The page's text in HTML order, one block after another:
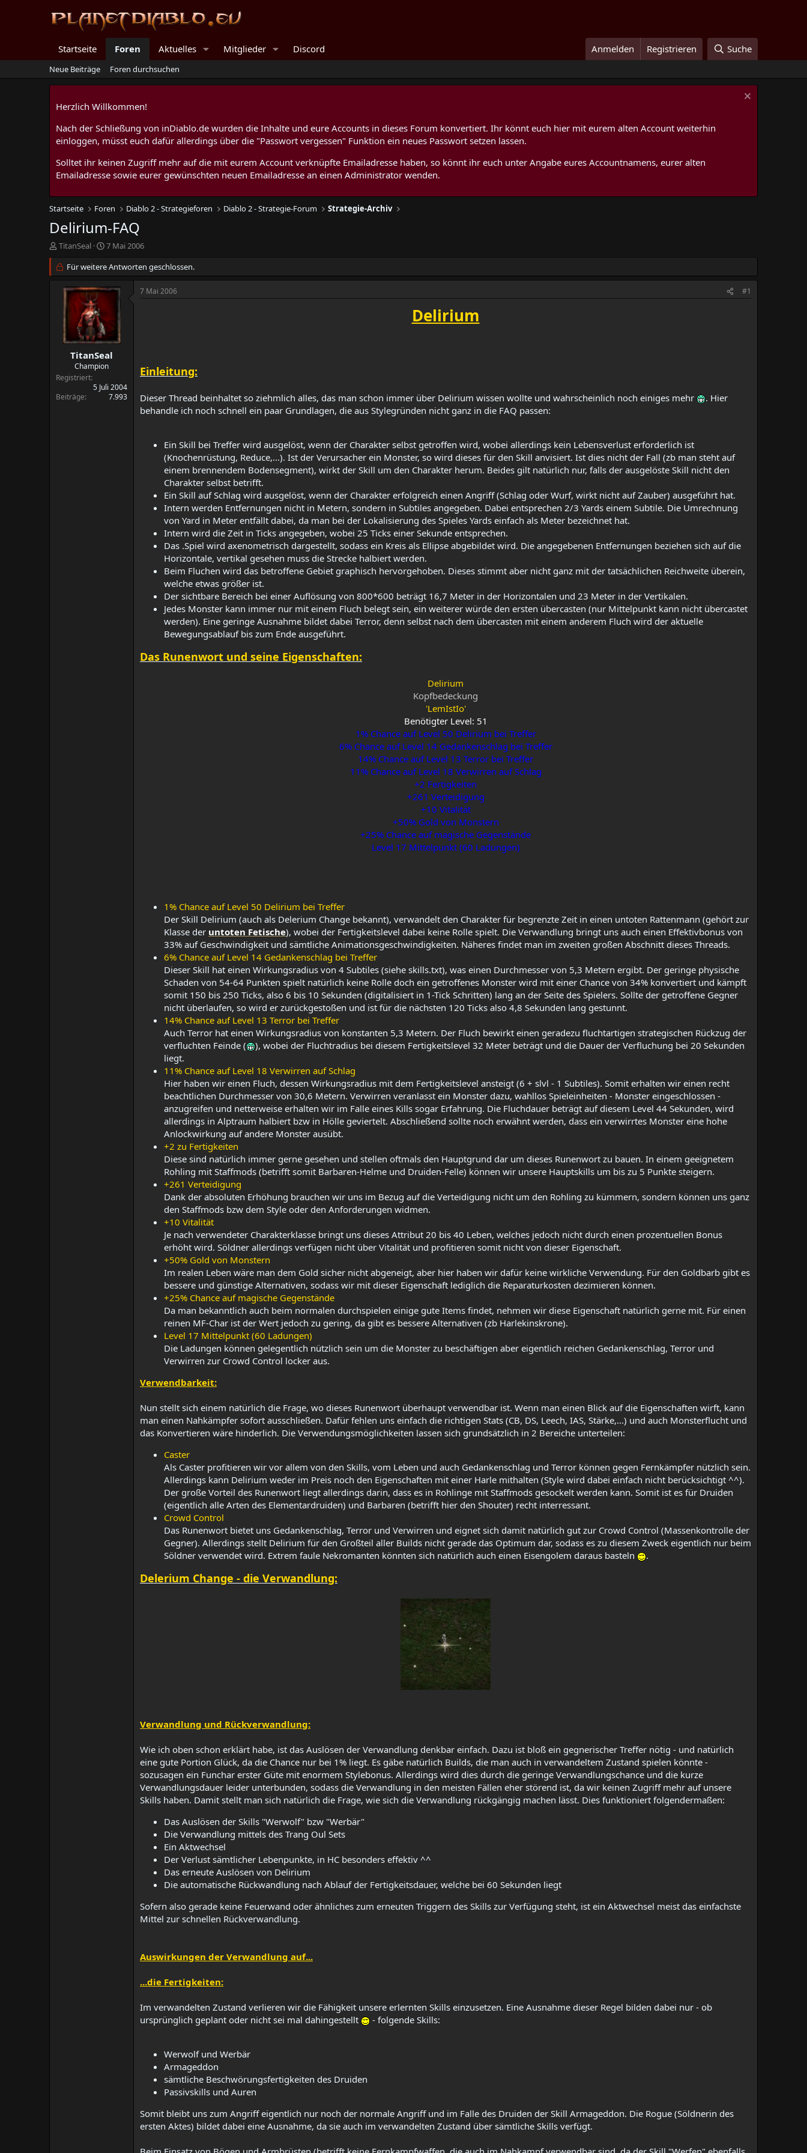
Startseite Foren Aktuelles Mitglieder Discord Anmelden Registrieren Suche
Neue Beiträge Foren durchsuchen
Herzlich Willkommen!
Nach der Schließung von inDiablo.de wurden die Inhalte und eure Accounts in dieses Forum konvertiert. Ihr könnt euch hier mit eurem alten Account weiterhin
einloggen, müsst euch dafür allerdings über die "Passwort vergessen" Funktion ein neues Passwort setzen lassen.
Solltet ihr keinen Zugriff mehr auf die mit eurem Account verknüpfte Emailadresse haben, so könnt ihr euch unter Angabe eures Accountnamens, eurer alten
Emailadresse sowie eurer gewünschten neuen Emailadresse an einen Administrator wenden.
Startseite Foren Diablo 2 - Strategieforen Diablo 2 - Strategie-Forum Strategie-Archiv
Delirium-FAQ
E
s
t
TitanSeal
E
s
t
e
l
l
t
a
m
7 Mai 2006
Für weitere Antworten geschlossen.
TitanSeal
Champion
Registriert
5 Juli 2004
Beiträge
7.993
7 Mai 2006 #1
Delirium
Einleitung:
Dieser Thread beinhaltet so ziehmlich alles, das man schon immer über Delirium wissen wollte und wahrscheinlich noch einiges mehr
. Hier
behandle ich noch schnell ein paar Grundlagen, die aus Stylegründen nicht ganz in die FAQ passen:
Ein Skill bei Treffer wird ausgelöst, wenn der Charakter selbst getroffen wird, wobei allerdings kein Lebensverlust erforderlich ist
(Knochenrüstung, Reduce,...). Ist der Verursacher ein Monster, so wird dieses für den Skill anvisiert. Ist dies nicht der Fall (zb man steht auf
einem brennendem Bodensegment), wirkt der Skill um den Charakter herum. Beides gilt natürlich nur, falls der ausgelöste Skill nicht den
Charakter selbst betrifft.​
Ein Skill auf Schlag wird ausgelöst, wenn der Charakter erfolgreich einen Angriff (Schlag oder Wurf, wirkt nicht auf Zauber) ausgeführt hat.​
Intern werden Entfernungen nicht in Metern, sondern in Subtiles angegeben. Dabei entsprechen 2/3 Yards einem Subtile. Die Umrechnung
von Yard in Meter entfällt dabei, da man bei der Lokalisierung des Spieles Yards einfach als Meter bezeichnet hat.​
Intern wird die Zeit in Ticks angegeben, wobei 25 Ticks einer Sekunde entsprechen.​
Das .Spiel wird axenometrisch dargestellt, sodass ein Kreis als Ellipse abgebildet wird. Die angegebenen Entfernungen beziehen sich auf die
Horizontale, vertikal gesehen muss die Strecke halbiert werden.​
Beim Fluchen wird das betroffene Gebiet graphisch hervorgehoben. Dieses stimmt aber nicht ganz mit der tatsächlichen Reichweite überein,
welche etwas größer ist.​
Der sichtbare Bereich bei einer Auflösung von 800*600 beträgt 16,7 Meter in der Horizontalen und 23 Meter in der Vertikalen.​
Jedes Monster kann immer nur mit einem Fluch belegt sein, ein weiterer würde den ersten übercasten (nur Mittelpunkt kann nicht übercastet
werden). Eine geringe Ausnahme bildet dabei Terror, denn selbst nach dem übercasten mit einem anderem Fluch wird der aktuelle
Bewegungsablauf bis zum Ende ausgeführt.​
Das Runenwort und seine Eigenschaften:
Delirium
Kopfbedeckung
'LemIstIo'
Benötigter Level: 51
1% Chance auf Level 50 Delirium bei Treffer
6% Chance auf Level 14 Gedankenschlag bei Treffer
14% Chance auf Level 13 Terror bei Treffer
11% Chance auf Level 18 Verwirren auf Schlag
+2 Fertigkeiten
+261 Verteidigung
+10 Vitalität
+50% Gold von Monstern
+25% Chance auf magische Gegenstände
Level 17 Mittelpunkt (60 Ladungen)
1% Chance auf Level 50 Delirium bei Treffer
Der Skill Delirium (auch als Delerium Change bekannt), verwandelt den Charakter für begrenzte Zeit in einen untoten Rattenmann (gehört zur
Klasse der untoten Fetische), wobei der Fertigkeitslevel dabei keine Rolle spielt. Die Verwandlung bringt uns auch einen Effektivbonus von
33% auf Geschwindigkeit und sämtliche Animationsgeschwindigkeiten. Näheres findet man im zweiten großen Abschnitt dieses Threads.​
6% Chance auf Level 14 Gedankenschlag bei Treffer
Dieser Skill hat einen Wirkungsradius von 4 Subtiles (siehe skills.txt), was einen Durchmesser von 5,3 Metern ergibt. Der geringe physische
Schaden von 54-64 Punkten spielt natürlich keine Rolle doch ein getroffenes Monster wird mit einer Chance von 34% konvertiert und kämpft
somit 150 bis 250 Ticks, also 6 bis 10 Sekunden (digitalisiert in 1-Tick Schritten) lang an der Seite des Spielers. Sollte der getroffene Gegner
nicht überlaufen, so wird er zurückgestoßen und ist für die nächsten 120 Ticks also 4,8 Sekunden lang gestunnt.​
14% Chance auf Level 13 Terror bei Treffer
Auch Terror hat einen Wirkungsradius von konstanten 5,3 Metern. Der Fluch bewirkt einen geradezu fluchtartigen strategischen Rückzug der
verfluchten Feinde (
), wobei der Fluchtradius bei diesem Fertigkeitslevel 32 Meter beträgt und die Dauer der Verfluchung bei 20 Sekunden
liegt.​
11% Chance auf Level 18 Verwirren auf Schlag
Hier haben wir einen Fluch, dessen Wirkungsradius mit dem Fertigkeitslevel ansteigt (6 + slvl - 1 Subtiles). Somit erhalten wir einen recht
beachtlichen Durchmesser von 30,6 Metern. Verwirren veranlasst ein Monster dazu, wahllos Spieleinheiten - Monster eingeschlossen -
anzugreifen und netterweise erhalten wir im Falle eines Kills sogar Erfahrung. Die Fluchdauer beträgt auf diesem Level 44 Sekunden, wird
allerdings in Alptraum halbiert bzw in Hölle geviertelt. Abschließend sollte noch erwähnt werden, dass ein verwirrtes Monster eine hohe
Anlockwirkung auf andere Monster ausübt.​
+2 zu Fertigkeiten
Diese sind natürlich immer gerne gesehen und stellen oftmals den Hauptgrund dar um dieses Runenwort zu bauen. In einem geeignetem
Rohling mit Staffmods (betrifft somit Barbaren-Helme und Druiden-Felle) können wir unsere Hauptskills um bis zu 5 Punkte steigern.​
+261 Verteidigung
Dank der absoluten Erhöhung brauchen wir uns im Bezug auf die Verteidigung nicht um den Rohling zu kümmern, sondern können uns ganz
den Staffmods bzw dem Style oder den Anforderungen widmen.​
+10 Vitalität
Je nach verwendeter Charakterklasse bringt uns dieses Attribut 20 bis 40 Leben, welches jedoch nicht durch einen prozentuellen Bonus
erhöht wird. Söldner allerdings verfügen nicht über Vitalität und profitieren somit nicht von dieser Eigenschaft.​
+50% Gold von Monstern
Im realen Leben wäre man dem Gold sicher nicht abgeneigt, aber hier haben wir dafür keine wirkliche Verwendung. Für den Goldbarb gibt es
bessere und günstige Alternativen, sodass wir mit dieser Eigenschaft lediglich die Reparaturkosten dezimieren können.​
+25% Chance auf magische Gegenstände
Da man bekanntlich auch beim normalen durchspielen einige gute Items findet, nehmen wir diese Eigenschaft natürlich gerne mit. Für einen
reinen MF-Char ist der Wert jedoch zu gering, da gibt es bessere Alternativen (zb Harlekinskrone).​
Level 17 Mittelpunkt (60 Ladungen)
Die Ladungen können gelegentlich nützlich sein um die Monster zu beschäftigen aber eigentlich reichen Gedankenschlag, Terror und
Verwirren zur Crowd Control locker aus.​
Verwendbarkeit:
Nun stellt sich einem natürlich die Frage, wo dieses Runenwort überhaupt verwendbar ist. Wenn man einen Blick auf die Eigenschaften wirft, kann
man einen Nahkämpfer sofort ausschließen. Dafür fehlen uns einfach die richtigen Stats (CB, DS, Leech, IAS, Stärke,...) und auch Monsterflucht und
das Konvertieren wäre hinderlich. Die Verwendungsmöglichkeiten lassen sich grundsätzlich in 2 Bereiche unterteilen:
Caster
Als Caster profitieren wir vor allem von den Skills, vom Leben und auch Gedankenschlag und Terror können gegen Fernkämpfer nützlich sein.
Allerdings kann Delirium weder im Preis noch den Eigenschaften mit einer Harle mithalten (Style wird dabei einfach nicht berücksichtigt ^^).
Der große Vorteil des Runenwort liegt allerdings darin, dass es in Rohlinge mit Staffmods gesockelt werden kann. Somit ist es für Druiden
(eigentlich alle Arten des Elementardruiden) und Barbaren (betrifft hier den Shouter) recht interressant.​
Crowd Control
Das Runenwort bietet uns Gedankenschlag, Terror und Verwirren und eignet sich damit natürlich gut zur Crowd Control (Massenkontrolle der
Gegner). Allerdings stellt Delirium für den Großteil aller Builds nicht gerade das Optimum dar, sodass es zu diesem Zweck eigentlich nur beim
Söldner verwendet wird. Extrem faule Nekromanten könnten sich natürlich auch einen Eisengolem daraus basteln
.​
Delerium Change - die Verwandlung:
Verwandlung und Rückverwandlung:
Wie ich oben schon erklärt habe, ist das Auslösen der Verwandlung denkbar einfach. Dazu ist bloß ein gegnerischer Treffer nötig - und natürlich
eine gute Portion Glück, da die Chance nur bei 1% liegt. Es gäbe natürlich Builds, die man auch in verwandeltem Zustand spielen könnte -
sozusagen ein Funchar erster Güte mit enormem Stylebonus. Allerdings wird dies durch die geringe Verwandlungschance und die kurze
Verwandlungsdauer leider unterbunden, sodass die Verwandlung in den meisten Fällen eher störend ist, da wir keinen Zugriff mehr auf unsere
Skills haben. Damit stellt man sich natürlich die Frage, wie sich die Verwandlung rückgängig machen lässt. Dies funktioniert folgendermaßen:
Das Auslösen der Skills "Werwolf" bzw "Werbär"​
Die Verwandlung mittels des Trang Oul Sets​
Ein Aktwechsel​
Der Verlust sämtlicher Lebenpunkte, in HC besonders effektiv ^^​
Das erneute Auslösen von Delirium​
Die automatische Rückwandlung nach Ablauf der Fertigkeitsdauer, welche bei 60 Sekunden liegt​
Sofern also gerade keine Feuerwand oder ähnliches zum erneuten Triggern des Skills zur Verfügung steht, ist ein Aktwechsel meist das einfachste
Mittel zur schnellen Rückverwandlung.
Auswirkungen der Verwandlung auf...
...die Fertigkeiten:
Im verwandelten Zustand verlieren wir die Fähigkeit unsere erlernten Skills einzusetzen. Eine Ausnahme dieser Regel bilden dabei nur - ob
ursprünglich geplant oder nicht sei mal dahingestellt
- folgende Skills:
Werwolf und Werbär​
Armageddon​
sämtliche Beschwörungsfertigkeiten des Druiden​
Passivskills und Auren​
Somit bleibt uns zum Angriff eigentlich nur noch der normale Angriff und im Falle des Druiden der Skill Armageddon. Die Rogue (Söldnerin des
ersten Aktes) bildet dabei eine Ausnahme, da sie auch im verwandelten Zustand über sämtliche Skills verfügt.